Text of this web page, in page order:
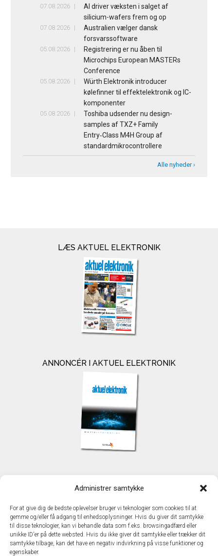
Administrer samtykke
For at give dig de bedste oplevelser bruger vi teknologier som cookies til at
gemme og/eller få adgang til enhedsoplysninger. Hvis du giver dit samtykke
til disse teknologier, kan vi behandle data som f.eks. browsingadfærd eller
unikke ID'er på dette websted. Hvis du ikke giver dit samtykke eller trækker dit
samtykke tilbage, kan det have en negativ indvirkning på visse funktioner og
egenskaber.
07.08.2026
AI driver væksten i salget af
silicium-wafers frem og op
07.08.2026
Australien vælger dansk
forsvarssoftware
05.08.2026
Registrering er nu åben til
Microchips European MASTERs
Conference
05.08.2026
Würth Elektronik introducer
kølefinner til effektelektronik og IC-
komponenter
05.08.2026
Toshiba udsender nu design-
samples af TXZ+ Family
Entry‑Class M4H Group af
standardmikrocontrollere
Alle nyheder ›
LÆS AKTUEL ELEKTRONIK
ANNONCÉR I AKTUEL ELEKTRONIK
TechMedia A/S
DK - 2600 Glostrup
www.techmedia.dk
Telefon: +45 43 24 26 28
E-mail:info@techmedia.dk